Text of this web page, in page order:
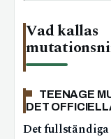
Vad kallas
TEENAGE
DET
Det